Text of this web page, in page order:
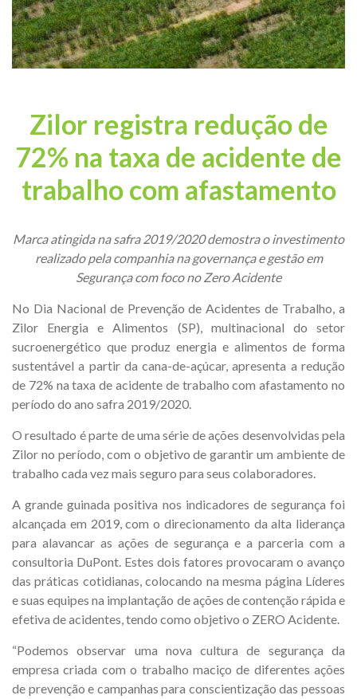
Zilor registra redução de
72% na taxa de acidente de
trabalho com afastamento
Marca atingida na safra 2019/2020 demostra o investimento
realizado pela companhia na governança e gestão em
Segurança com foco no Zero Acidente
No Dia Nacional de Prevenção de Acidentes de Trabalho, a
Zilor Energia e Alimentos (SP), multinacional do setor
sucroenergético que produz energia e alimentos de forma
sustentável a partir da cana-de-açúcar, apresenta a redução
de 72% na taxa de acidente de trabalho com afastamento no
período do ano safra 2019/2020.
O resultado é parte de uma série de ações desenvolvidas pela
Zilor no período, com o objetivo de garantir um ambiente de
trabalho cada vez mais seguro para seus colaboradores.
A grande guinada positiva nos indicadores de segurança foi
alcançada em 2019, com o direcionamento da alta liderança
para alavancar as ações de segurança e a parceria com a
consultoria DuPont. Estes dois fatores provocaram o avanço
das práticas cotidianas, colocando na mesma página Líderes
e suas equipes na implantação de ações de contenção rápida e
efetiva de acidentes, tendo como objetivo o ZERO Acidente.
“Podemos observar uma nova cultura de segurança da
empresa criada com o trabalho maciço de diferentes ações
de prevenção e campanhas para conscientização das pessoas